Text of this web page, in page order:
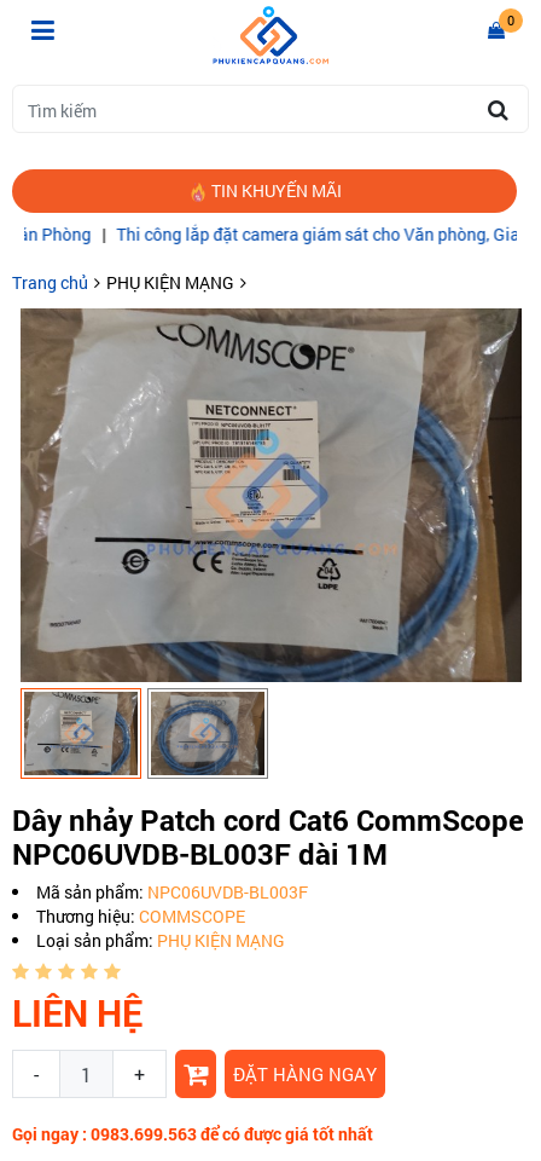
0
TIN KHUYẾN MÃI
|Thi công lắp đặt camera giám sát cho Văn phòng, Gia đình|
Trang chủ PHỤ KIỆN MẠNG
Dây nhảy Patch cord Cat6 CommScope
NPC06UVDB-BL003F dài 1M
Mã sản phẩm: NPC06UVDB-BL003F
Thương hiệu: COMMSCOPE
Loại sản phẩm: PHỤ KIỆN MẠNG
LIÊN HỆ
- + ĐẶT HÀNG NGAY
Gọi ngay : 0983.699.563 để có được giá tốt nhất